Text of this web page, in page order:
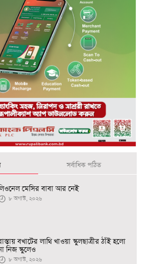
সর্বাধিক পঠিত
মেসির বাবা আর নেই
৮ অগাস্ট, ২০২৬
বখাটের লাথি খাওয়া স্কুলছাত্রীর ঠাঁই হলো
নিজ স্কুলেও
৮ অগাস্ট, ২০২৬